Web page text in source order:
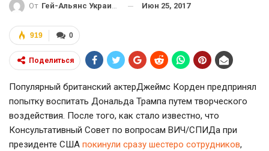
От Гей-Альянс Украина Июн 25, 2017
0
919
Поделиться
Популярный британский актерДжеймс Корден предпринял
попытку воспитать Дональда Трампа путем творческого
воздействия. После того, как стало известно, что
Консультативный Совет по вопросам ВИЧ/СПИДа при
президенте США покинули сразу шестеро сотрудников,